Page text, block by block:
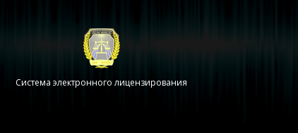
Система электронного лицензирования